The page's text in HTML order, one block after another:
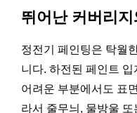
뛰어난 커버리
정전기 페인팅은 탁월
니다. 하전된 페인트 입
어려운 부분에서도 표
라서 줄무늬, 물방울